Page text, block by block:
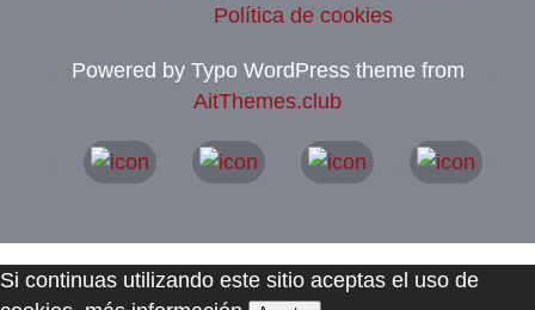
Política de cookies
Powered by Typo WordPress theme from
AitThemes.club
Si continuas utilizando este sitio aceptas el uso de